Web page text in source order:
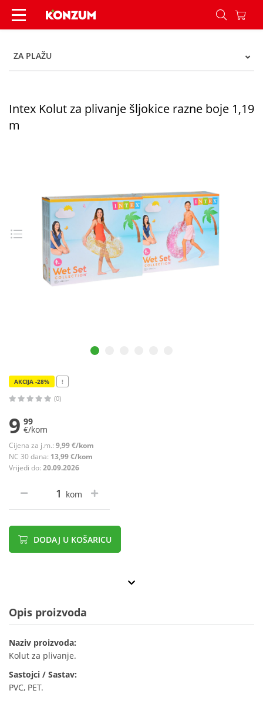
Intex kolut za plivanje šljokice 1,19 m 2b -
ZA PLAŽU
Intex Kolut za plivanje šljokice razne boje 1,19
m
AKCIJA -28% !
(0)
9 99
€/kom
Cijena za j.m.: 9,99 €/kom
NC 30 dana: 13,99 €/kom
Vrijedi do: 20.09.2026
kom
DODAJ U KOŠARICU
Opis proizvoda
Naziv proizvoda:
Kolut za plivanje.
Sastojci / Sastav:
PVC, PET.